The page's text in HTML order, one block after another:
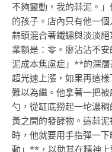
不夠靈動，我的蒜泥。
的孩子。店內只有他一
蒜頭混合著鐵鏽與淡淡
業額是：零。廖沾沾不
泥成本焦慮症」**的深
超光速上漲，如果再這
難以為繼。他拿著一把
勺，從缸底撈起一坨濃
黃之間的發酵物。這蒜
時，他就要用手指彈一
動」**，以助其在精神